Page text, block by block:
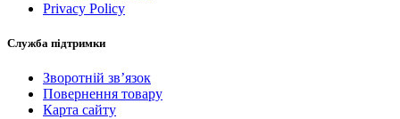
Privacy Policy
Служба підтримки
Зворотній зв’язок
Повернення товару
Карта сайту